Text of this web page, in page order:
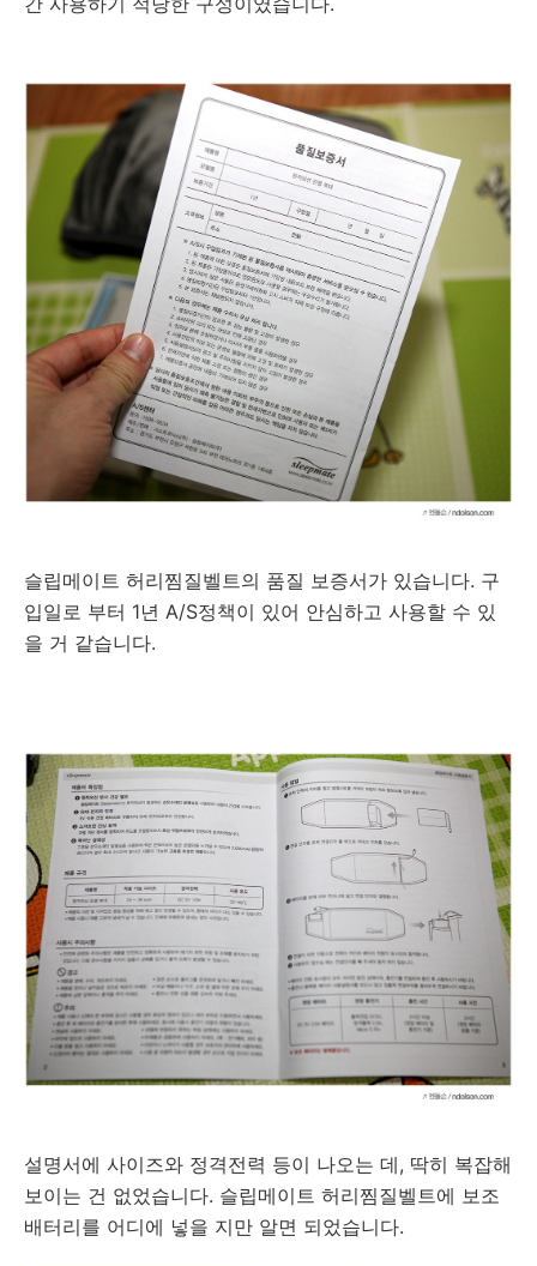
슬립메이트 허리찜질벨트의 품질 보증서가 있습니다. 구
입일로 부터 1년 A/S정책이 있어 안심하고 사용할 수 있
을 거 같습니다.
설명서에 사이즈와 정격전력 등이 나오는 데, 딱히 복잡해
보이는 건 없었습니다. 슬립메이트 허리찜질벨트에 보조
배터리를 어디에 넣을 지만 알면 되었습니다.